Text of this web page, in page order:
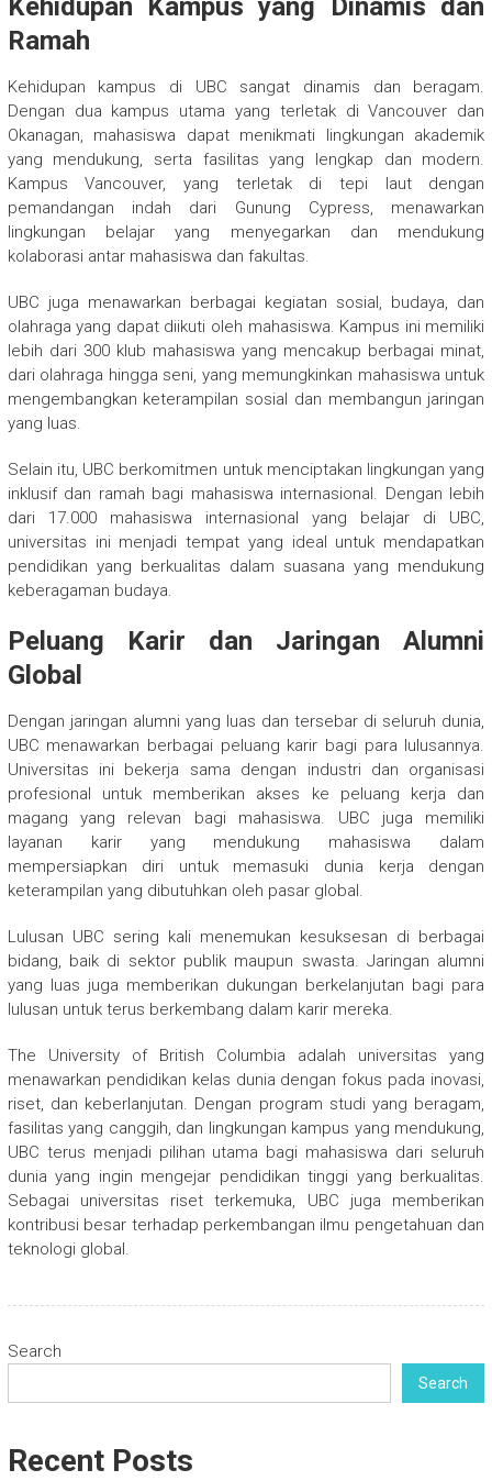
Kehidupan Kampus yang Dinamis dan
Ramah
Kehidupan kampus di UBC sangat dinamis dan beragam.
Dengan dua kampus utama yang terletak di Vancouver dan
Okanagan, mahasiswa dapat menikmati lingkungan akademik
yang mendukung, serta fasilitas yang lengkap dan modern.
Kampus Vancouver, yang terletak di tepi laut dengan
pemandangan indah dari Gunung Cypress, menawarkan
lingkungan belajar yang menyegarkan dan mendukung
kolaborasi antar mahasiswa dan fakultas.
UBC juga menawarkan berbagai kegiatan sosial, budaya, dan
olahraga yang dapat diikuti oleh mahasiswa. Kampus ini memiliki
lebih dari 300 klub mahasiswa yang mencakup berbagai minat,
dari olahraga hingga seni, yang memungkinkan mahasiswa untuk
mengembangkan keterampilan sosial dan membangun jaringan
yang luas.
Selain itu, UBC berkomitmen untuk menciptakan lingkungan yang
inklusif dan ramah bagi mahasiswa internasional. Dengan lebih
dari 17.000 mahasiswa internasional yang belajar di UBC,
universitas ini menjadi tempat yang ideal untuk mendapatkan
pendidikan yang berkualitas dalam suasana yang mendukung
keberagaman budaya.
Peluang Karir dan Jaringan Alumni
Global
Dengan jaringan alumni yang luas dan tersebar di seluruh dunia,
UBC menawarkan berbagai peluang karir bagi para lulusannya.
Universitas ini bekerja sama dengan industri dan organisasi
profesional untuk memberikan akses ke peluang kerja dan
magang yang relevan bagi mahasiswa. UBC juga memiliki
layanan karir yang mendukung mahasiswa dalam
mempersiapkan diri untuk memasuki dunia kerja dengan
keterampilan yang dibutuhkan oleh pasar global.
Lulusan UBC sering kali menemukan kesuksesan di berbagai
bidang, baik di sektor publik maupun swasta. Jaringan alumni
yang luas juga memberikan dukungan berkelanjutan bagi para
lulusan untuk terus berkembang dalam karir mereka.
The University of British Columbia adalah universitas yang
menawarkan pendidikan kelas dunia dengan fokus pada inovasi,
riset, dan keberlanjutan. Dengan program studi yang beragam,
fasilitas yang canggih, dan lingkungan kampus yang mendukung,
UBC terus menjadi pilihan utama bagi mahasiswa dari seluruh
dunia yang ingin mengejar pendidikan tinggi yang berkualitas.
Sebagai universitas riset terkemuka, UBC juga memberikan
kontribusi besar terhadap perkembangan ilmu pengetahuan dan
teknologi global.
Search
Search
Recent Posts